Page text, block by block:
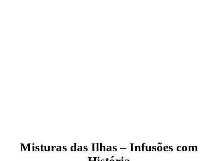
Misturas das Ilhas – Infusões com